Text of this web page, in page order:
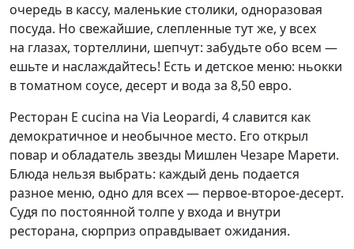
очередь в кассу, маленькие столики, одноразовая
посуда. Но свежайшие, слепленные тут же, у всех
на глазах, тортеллини, шепчут: забудьте обо всем —
ешьте и наслаждайтесь! Есть и детское меню: ньокки
в томатном соусе, десерт и вода за 8,50 евро.
Ресторан E cucina на Via Leopardi, 4 славится как
демократичное и необычное место. Его открыл
повар и обладатель звезды Мишлен Чезаре Марети.
Блюда нельзя выбрать: каждый день подается
разное меню, одно для всех — первое-второе-десерт.
Судя по постоянной толпе у входа и внутри
ресторана, сюрприз оправдывает ожидания.